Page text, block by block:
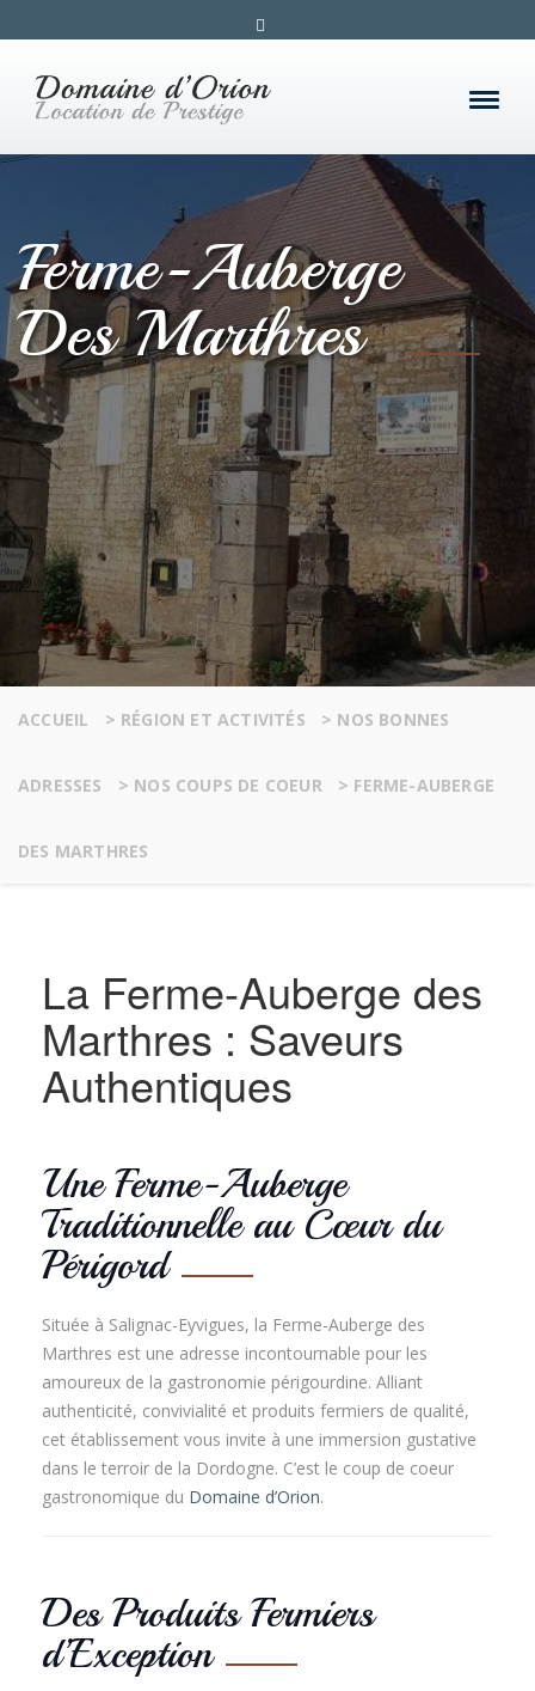
Ferme-Auberge
Des Marthres
ACCUEIL > RÉGION ET ACTIVITÉS > NOS BONNES
ADRESSES > NOS COUPS DE COEUR > FERME-AUBERGE
DES MARTHRES
La Ferme-Auberge des
Marthres : Saveurs
Authentiques
Une Ferme-Auberge
Traditionnelle au Cœur du
Périgord
Située à Salignac-Eyvigues, la Ferme-Auberge des
Marthres est une adresse incontournable pour les
amoureux de la gastronomie périgourdine. Alliant
authenticité, convivialité et produits fermiers de qualité,
cet établissement vous invite à une immersion gustative
dans le terroir de la Dordogne. C’est le coup de coeur
gastronomique du Domaine d’Orion.
Des Produits Fermiers
d’Exception